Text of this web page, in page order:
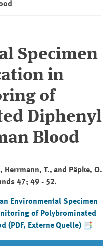
Specimen
in
of
Diphenyl
Blood
T., and Päpke, O.
47; 49 - 52.
Environmental Specimen
of Polybrominated
(PDF, Externe Quelle)